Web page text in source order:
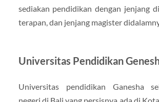
sediakan pendidikan dengan jenjang
terapan, dan jenjang magister
Universitas Pendidikan
Universitas pendidikan Ganesha